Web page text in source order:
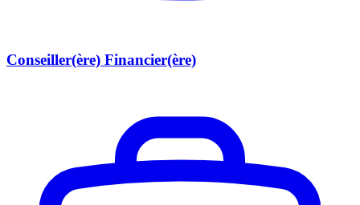
Conseiller(ère) Financier(ère)